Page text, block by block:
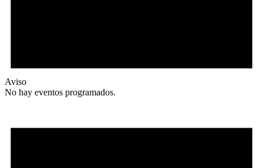
Aviso
No hay eventos programados.